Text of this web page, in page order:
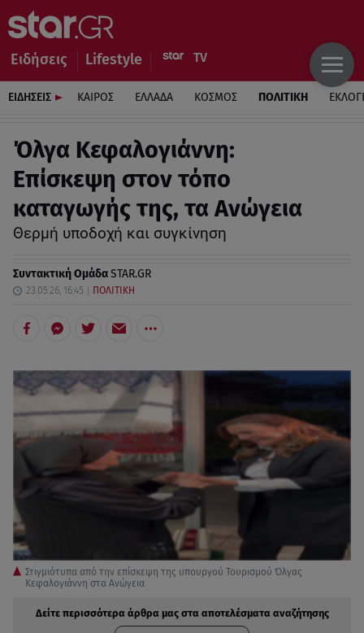
Ειδήσεις Lifestyle
ΕΙΔΗΣΕΙΣ ΚΑΙΡΟΣ ΕΛΛΑΔΑ ΚΟΣΜΟΣ ΠΟΛΙΤΙΚΗ
Όλγα Κεφαλογιάννη:
Επίσκεψη στον τόπο
καταγωγής της, τα Ανώγεια
Θερμή υποδοχή και συγκίνηση
Συντακτική ΟμάδαSTAR.GR
23.05.26, 16:45 ΠΟΛΙΤΙΚΗ
Στιγμιότυπα από την επίσκεψη της υπουργού Τουρισμού Όλγας
Κεφαλογιάννη στα Ανώγεια
Δείτε περισσότερα άρθρα μας στα αποτελέσματα αναζήτησης